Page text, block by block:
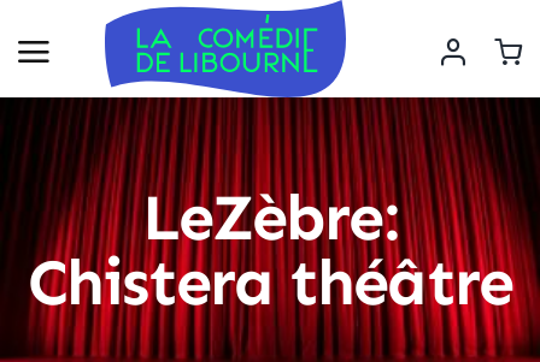
LeZèbre:
Chistera théâtre